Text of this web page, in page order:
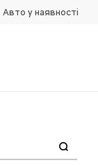
Авто у наявності